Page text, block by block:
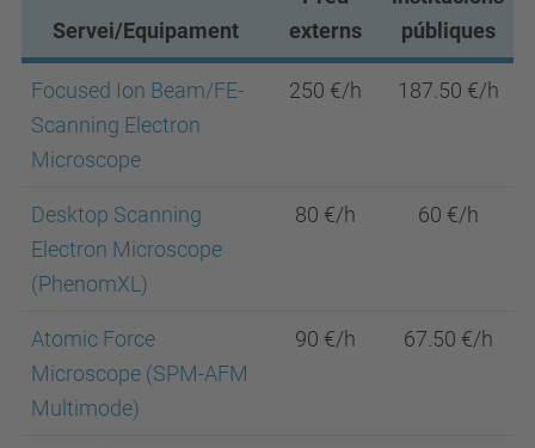
Servei/Equipament
externs
públiques
Focused Ion Beam/FE-
Scanning Electron
Microscope
250 €/h 187.50 €/h
Desktop Scanning
Electron Microscope
(PhenomXL)
80 €/h 60 €/h
Atomic Force
Microscope (SPM-AFM
Multimode)
90 €/h 67.50 €/h